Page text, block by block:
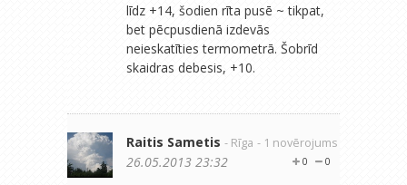
līdz +14, šodien rīta pusē ~ tikpat,
bet pēcpusdienā izdevās
neieskatīties termometrā. Šobrīd
skaidras debesis, +10.
Raitis Sametis - Rīga - 1 novērojums
0
0
26.05.2013 23:32